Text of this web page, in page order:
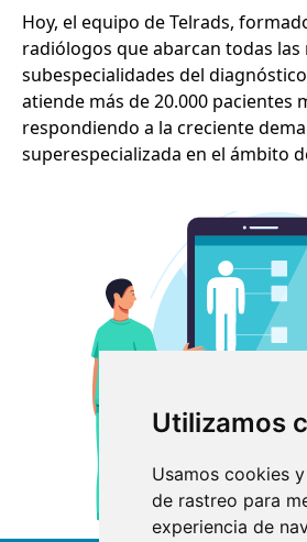
Utilizamos
Usamos cookies
de rastreo para
experiencia de
Hoy, el equipo de Telrads,
radiólogos que abarcan todas las
subespecialidades del
atiende más de 20.000 pacientes
respondiendo a la creciente
superespecializada en el ámbito